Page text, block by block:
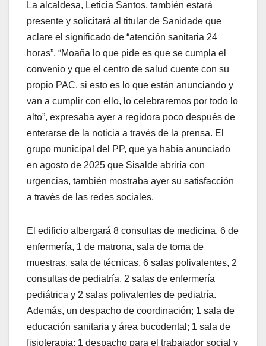
La alcaldesa, Leticia Santos, también estará
presente y solicitará al titular de Sanidade que
aclare el significado de “atención sanitaria 24
horas”. “Moaña lo que pide es que se cumpla el
convenio y que el centro de salud cuente con su
propio PAC, si esto es lo que están anunciando y
van a cumplir con ello, lo celebraremos por todo lo
alto”, expresaba ayer a regidora poco después de
enterarse de la noticia a través de la prensa. El
grupo municipal del PP, que ya había anunciado
en agosto de 2025 que Sisalde abriría con
urgencias, también mostraba ayer su satisfacción
a través de las redes sociales.
El edificio albergará 8 consultas de medicina, 6 de
enfermería, 1 de matrona, sala de toma de
muestras, sala de técnicas, 6 salas polivalentes, 2
consultas de pediatría, 2 salas de enfermería
pediátrica y 2 salas polivalentes de pediatría.
Además, un despacho de coordinación; 1 sala de
educación sanitaria y área bucodental; 1 sala de
fisioterapia; 1 despacho para el trabajador social y